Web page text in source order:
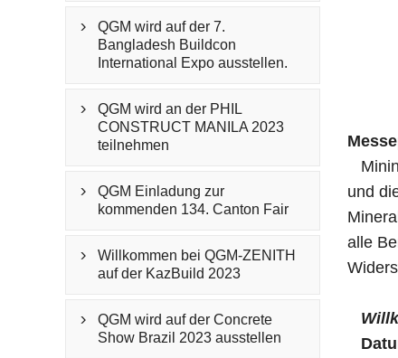
und
alle

QGM wird auf der 7.
Bangladesh Buildcon
International Expo ausstellen.

QGM wird an der PHIL
CONSTRUCT MANILA 2023
teilnehmen

QGM Einladung zur
kommenden 134. Canton Fair

Willkommen bei QGM-ZENITH
auf der KazBuild 2023

QGM wird auf der Concrete
Show Brazil 2023 ausstellen